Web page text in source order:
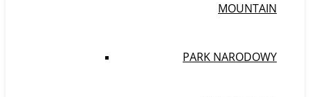
MOUNTAIN
PARK NARODOWY